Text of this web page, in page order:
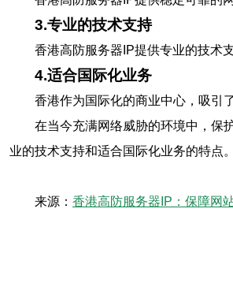
3.专业的技术支持
香港高防服务器IP提供专业的技术
4.适合国际化业务
香港作为国际化的商业中心，吸引
在当今充满网络威胁的环境中，保
业的技术支持和适合国际化业务的特点
来源： 香港高防服务器IP：保障网